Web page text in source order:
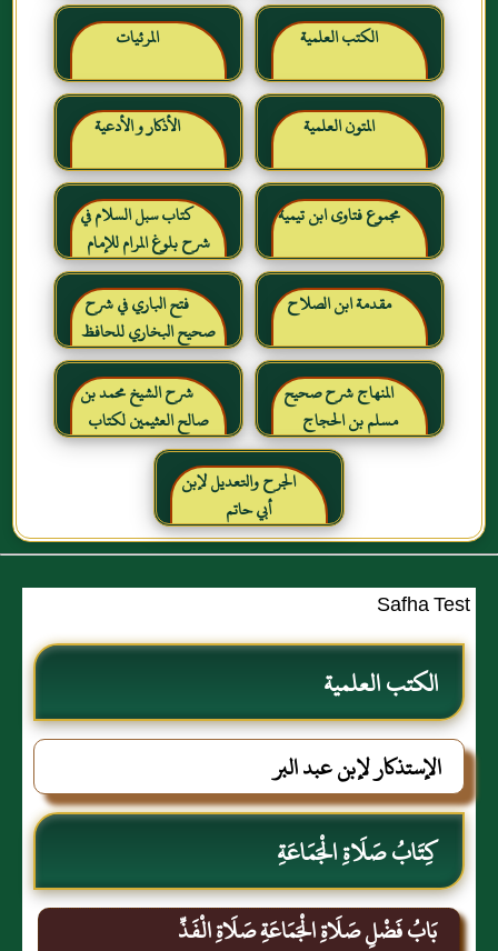
الكتب العلمية المرئيات
المتون العلمية الأذكار و الأدعية
مجموع فتاوى ابن تيمية
كتاب سبل السلام في
شرح بلوغ المرام للإمام
الصنعاني رحمه الله
مقدمة ابن الصلاح
فتح الباري في شرح
صحيح البخاري للحافظ
ابن حجر العسقلاني
المنهاج شرح صحيح
مسلم بن الحجاج
شرح الشيخ محمد بن
صالح العثيمين لكتاب
رياض الصالحين للإمام
النووي رحمهم الله تعالىالجرح والتعديل لإبن
أبي حاتم
Safha Test
الكتب العلمية
الإستذكار لإبن عبد البر
كِتَابُ صَلَاةِ الْجَمَاعَةِ
بَابُ فَضْلِ صَلَاةِ الْجَمَاعَةِ صَلَاةِ الْفَذِّ